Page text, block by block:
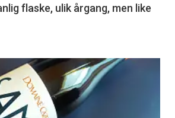
flaske, ulik årgang, men like